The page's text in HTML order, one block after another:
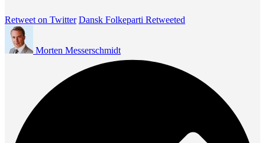
Retweet on Twitter Dansk Folkeparti Retweeted
Morten Messerschmidt